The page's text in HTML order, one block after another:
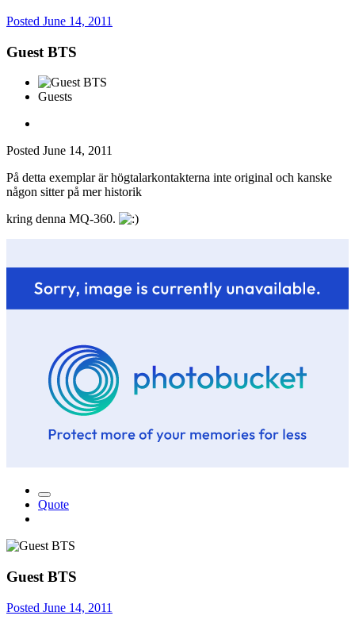
Posted June 14, 2011
Guest BTS
Guests
Posted June 14, 2011
På detta exemplar är högtalarkontakterna inte original och kanske
någon sitter på mer historik
kring denna MQ-360.
Quote
Guest BTS
Posted June 14, 2011